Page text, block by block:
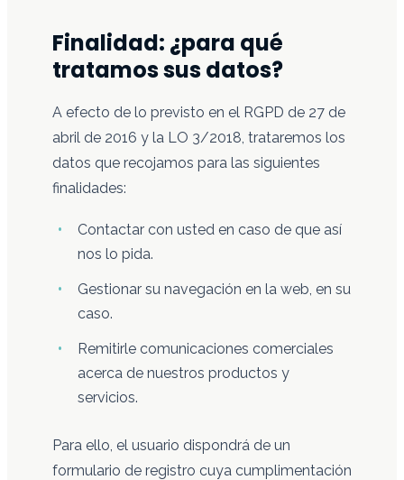
Finalidad: ¿para qué
tratamos sus datos?
A efecto de lo previsto en el RGPD de 27 de
abril de 2016 y la LO 3/2018, trataremos los
datos que recojamos para las siguientes
finalidades:
Contactar con usted en caso de que así
nos lo pida.
Gestionar su navegación en la web, en su
caso.
Remitirle comunicaciones comerciales
acerca de nuestros productos y
servicios.
Para ello, el usuario dispondrá de un
formulario de registro cuya cumplimentación